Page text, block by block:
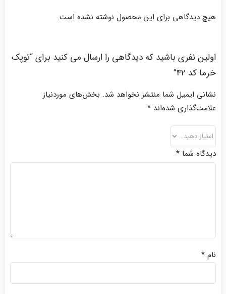
هیچ دیدگاهی برای این محصول نوشته نشده است.
اولین نفری باشید که دیدگاهی را ارسال می کنید برای “توپک
خرما کد 42”
نشانی ایمیل شما منتشر نخواهد شد. بخش‌های موردنیاز
علامت‌گذاری شده‌اند *
دیدگاه شما *
نام *